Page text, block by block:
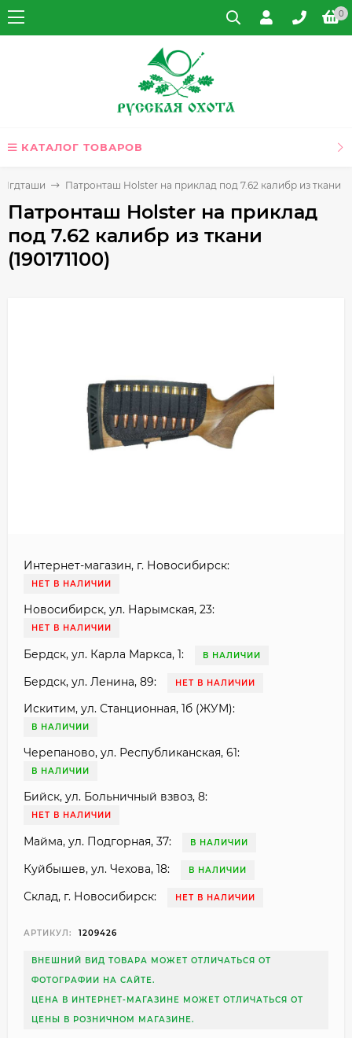
0
КАТАЛОГ ТОВАРОВ
Ягдташи Патронташ Holster на приклад под 7.62 калибр из ткани
Патронташ Holster на приклад
под 7.62 калибр из ткани
(190171100)
Интернет-магазин, г. Новосибирск:
НЕТ В НАЛИЧИИ
Новосибирск, ул. Нарымская, 23:
НЕТ В НАЛИЧИИ
Бердск, ул. Карла Маркса, 1: В НАЛИЧИИ
Бердск, ул. Ленина, 89: НЕТ В НАЛИЧИИ
Искитим, ул. Станционная, 1б (ЖУМ):
В НАЛИЧИИ
Черепаново, ул. Республиканская, 61:
В НАЛИЧИИ
Бийск, ул. Больничный взвоз, 8:
НЕТ В НАЛИЧИИ
Майма, ул. Подгорная, 37: В НАЛИЧИИ
Куйбышев, ул. Чехова, 18: В НАЛИЧИИ
Склад, г. Новосибирск: НЕТ В НАЛИЧИИ
АРТИКУЛ: 1209426
ВНЕШНИЙ ВИД ТОВАРА МОЖЕТ ОТЛИЧАТЬСЯ ОТ
ФОТОГРАФИИ НА САЙТЕ.
ЦЕНА В ИНТЕРНЕТ-МАГАЗИНЕ МОЖЕТ ОТЛИЧАТЬСЯ ОТ
ЦЕНЫ В РОЗНИЧНОМ МАГАЗИНЕ.